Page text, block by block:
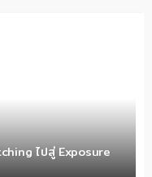
ไปสู่ Exposure